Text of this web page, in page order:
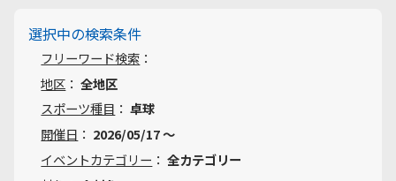
選択中の検索条件
フリーワード検索 ：
地区 ：全地区
スポーツ種目 ：卓球
開催日 ： 2026/05/17 〜
イベントカテゴリー ：全カテゴリー